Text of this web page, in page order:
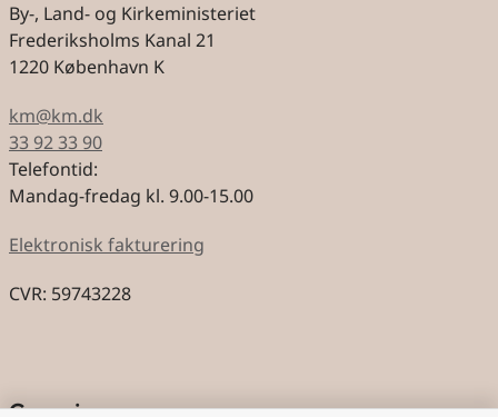
By-, Land- og Kirkeministeriet
Frederiksholms Kanal 21
1220 København K
km@km.dk
33 92 33 90
Telefontid:
Mandag-fredag kl. 9.00-15.00
Elektronisk fakturering
CVR: 59743228
Genveje